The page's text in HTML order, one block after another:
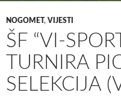
NOGOMET, VIJESTI
ŠF “VI-
TURNIRA
SELEKCIJA